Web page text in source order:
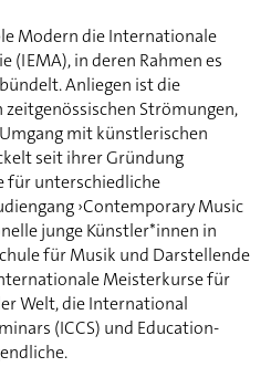
Modern die Internationale
(IEMA), in deren Rahmen es
Anliegen ist die
Strömungen,
mit künstlerischen
seit ihrer Gründung
für unterschiedliche
›Contemporary Music
junge Künstler*innen in
für Musik und Darstellende
Meisterkurse für
Welt, die International
(ICCS) und Education-